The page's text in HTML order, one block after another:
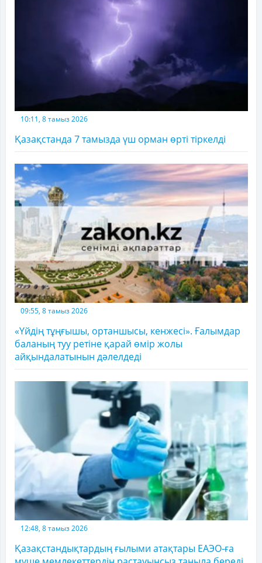
10:11, 8 тамыз 2026
Қазақстанда 7 тамызда үш орман өрті тіркелді
09:55, 8 тамыз 2026
«Үйдің тұңғышы, ортаншысы, кенжесі». Ғалымдар
баланың туу ретіне қарай өмір жолы
айқындалатынын дәлелдеді
12:48, 8 тамыз 2026
Қазақстандықтардың ғылыми атақтары ЕАЭО-ға